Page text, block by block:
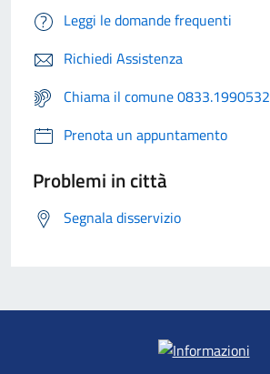
Leggi le domande frequenti
Richiedi Assistenza
Chiama il comune 0833.1990532
Prenota un appuntamento
Problemi in città
Segnala disservizio